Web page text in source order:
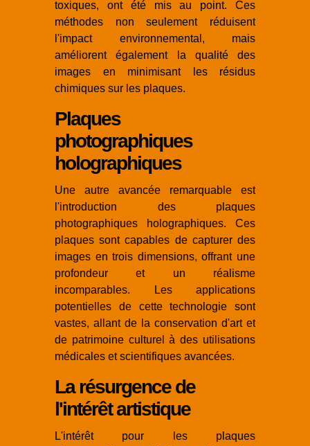
toxiques, ont été mis au point. Ces
méthodes non seulement réduisent
l'impact environnemental, mais
améliorent également la qualité des
images en minimisant les résidus
chimiques sur les plaques.
Plaques
photographiques
holographiques
Une autre avancée remarquable est
l'introduction des plaques
photographiques holographiques. Ces
plaques sont capables de capturer des
images en trois dimensions, offrant une
profondeur et un réalisme
incomparables. Les applications
potentielles de cette technologie sont
vastes, allant de la conservation d'art et
de patrimoine culturel à des utilisations
médicales et scientifiques avancées.
La résurgence de
l'intérêt artistique
L'intérêt pour les plaques